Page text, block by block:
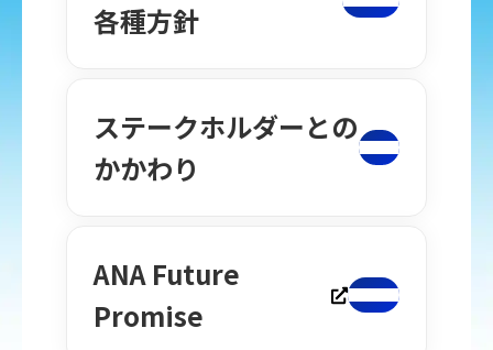
各種方針
ステークホルダーとの
かかわり
ANA Future
Promise